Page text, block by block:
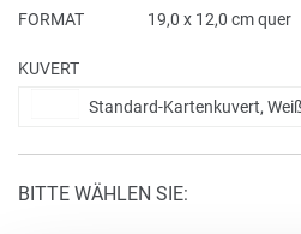
FORMAT 19,0 x 12,0 cm quer
KUVERT
BITTE WÄHLEN SIE: